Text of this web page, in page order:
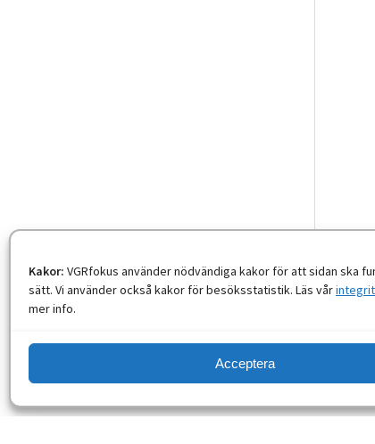
Kakor: VGRfokus använder nödvändiga kakor för att sidan ska
sätt. Vi använder också kakor för besöksstatistik. Läs vår
mer info.
Acceptera